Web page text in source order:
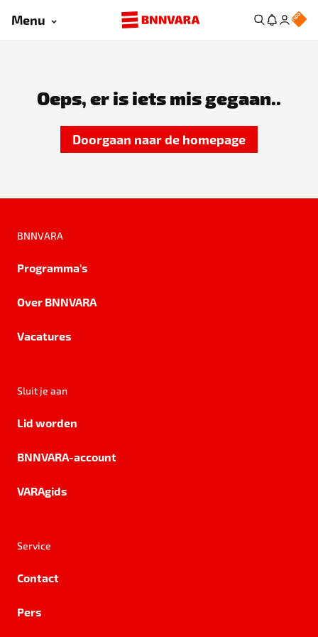
Menu
Oeps, er is iets mis gegaan..
Doorgaan naar de homepage
BNNVARA
Programma's
Over BNNVARA
Vacatures
Sluit je aan
Lid worden
BNNVARA-account
VARAgids
Service
Contact
Pers